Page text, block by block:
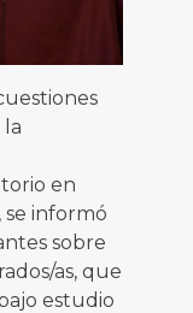
en
se informó
sobre
as, que
estudio